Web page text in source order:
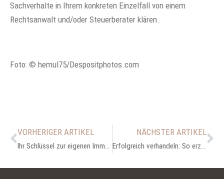
Sachverhalte in Ihrem konkreten Einzelfall von einem
Rechtsanwalt und/oder Steuerberater klären.
Foto: © hemul75/Despositphotos.com
VORHERIGER ARTIKEL
Ihr Schlüssel zur eigenen Immobilie: Der Suchauftrag
NÄCHSTER ARTIKEL
Erfolgreich verhandeln: So erzielen Käufer einen marktgerechten Preis